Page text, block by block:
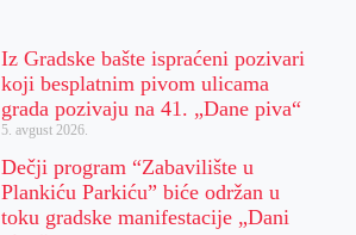
Iz Gradske bašte ispraćeni pozivari
koji besplatnim pivom ulicama
grada pozivaju na 41. „Dane piva“
5. avgust 2026.
Dečji program “Zabavilište u
Plankiću Parkiću” biće održan u
toku gradske manifestacije „Dani